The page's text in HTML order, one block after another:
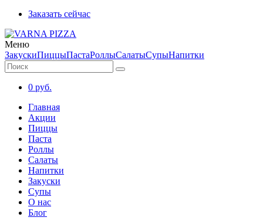
Заказать сейчас
Меню
ЗакускиПиццыПастаРоллыСалатыСупыНапитки
0 руб.
Главная
Акции
Пиццы
Паста
Роллы
Салаты
Напитки
Закуски
Супы
О нас
Блог